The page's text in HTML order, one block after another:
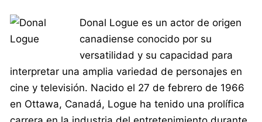
Donal Logue es un actor de origen
canadiense conocido por su
versatilidad y su capacidad para
interpretar una amplia variedad de personajes en
cine y televisión. Nacido el 27 de febrero de 1966
en Ottawa, Canadá, Logue ha tenido una prolífica